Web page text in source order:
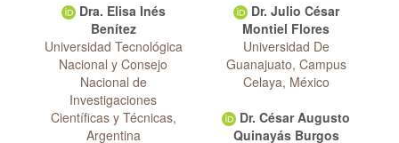
Dra. Elisa Inés
Benítez
Universidad Tecnológica
Nacional y Consejo
Nacional de
Investigaciones
Científicas y Técnicas,
Argentina
Dr. Julio César
Montiel Flores
Universidad De
Guanajuato, Campus
Celaya, México
Dr. César Augusto
Quinayás Burgos